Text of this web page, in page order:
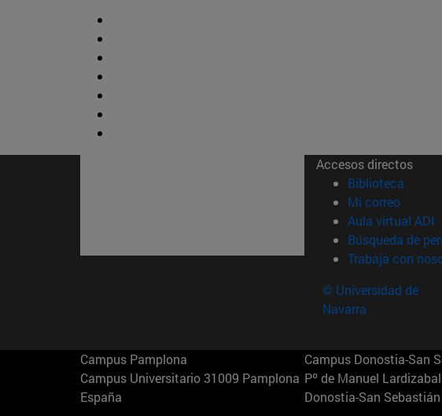
Accesos directos
Biblioteca
Mi correo(abre
Aula virtual ADI
Búsqueda de
Trabaja con
© Universidad de
Navarra
Campus Pamplona
Campus Universitario 31009 Pamplona
España
Campus Donostia-San
Pº de Manuel
Donostia-San